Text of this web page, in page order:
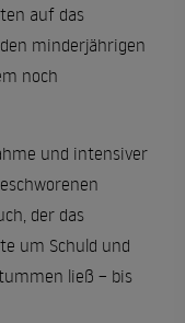
auf das
minderjährigen
noch
und intensiver
der das
um Schuld und
ließ – bis